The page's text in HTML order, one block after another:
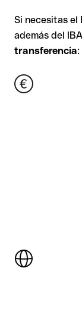
Si necesitas el
además del
transferencia: